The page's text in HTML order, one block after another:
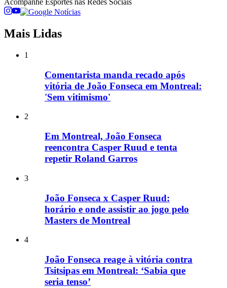
Acompanhe Esportes nas Redes Sociais
Mais Lidas
1
Comentarista manda recado após
vitória de João Fonseca em Montreal:
'Sem vitimismo'
2
Em Montreal, João Fonseca
reencontra Casper Ruud e tenta
repetir Roland Garros
3
João Fonseca x Casper Ruud:
horário e onde assistir ao jogo pelo
Masters de Montreal
4
João Fonseca reage à vitória contra
Tsitsipas em Montreal: ‘Sabia que
seria tenso’